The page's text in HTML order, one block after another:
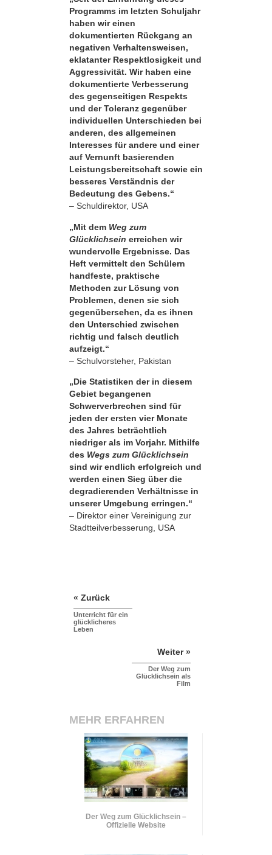
Programms im letzten Schuljahr
haben wir einen
dokumentierten Rückgang an
negativen Verhaltensweisen,
eklatanter Respekt­losigkeit und
Aggressivität. Wir haben eine
dokumentierte Verbesserung
des gegenseitigen Respekts
und der Toleranz gegenüber
individuellen Unterschieden bei
anderen, des allgemeinen
Interesses für andere und einer
auf Vernunft basierenden
Leistungsbereitschaft sowie ein
besseres Verständnis der
Bedeutung des Gebens.“
– Schuldirektor, USA
„Mit dem Weg zum
Glücklichsein erreichen wir
wundervolle Ergebnisse. Das
Heft vermittelt den Schülern
handfeste, praktische
Methoden zur Lösung von
Problemen, denen sie sich
gegenübersehen, da es ihnen
den Unterschied zwischen
richtig und falsch deutlich
aufzeigt.“
– Schulvorsteher, Pakistan
„Die Statistiken der in diesem
Gebiet begangenen
Schwerverbrechen sind für
jeden der ersten vier Monate
des Jahres beträchtlich
niedriger als im Vorjahr. Mithilfe
des Wegs zum Glücklichsein
sind wir endlich erfolgreich und
werden einen Sieg über die
degradierenden Verhältnisse in
unserer Umgebung erringen.“
– Direktor einer Vereinigung zur
Stadtteilverbesserung, USA
« Zurück
Unterricht für ein
glücklicheres
Leben
Weiter »
Der Weg zum
Glücklichsein als
Film
MEHR ERFAHREN
Der Weg zum Glücklichsein –
Offizielle Website